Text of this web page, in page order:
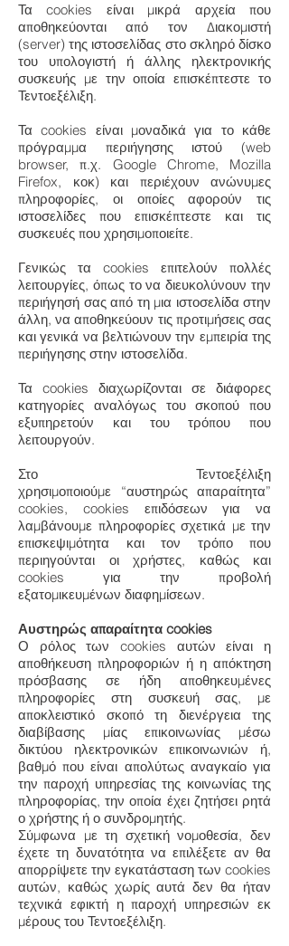
Τα cookies είναι μικρά αρχεία που
αποθηκεύονται από τον Διακομιστή
(server) της ιστοσελίδας στο σκληρό δίσκο
του υπολογιστή ή άλλης ηλεκτρονικής
συσκευής με την οποία επισκέπτεστε το
Τεντοεξέλιξη.
Τα cookies είναι μοναδικά για το κάθε
πρόγραμμα περιήγησης ιστού (web
browser, π.χ. Google Chrome, Mozilla
Firefox, κοκ) και περιέχουν ανώνυμες
πληροφορίες, οι οποίες αφορούν τις
ιστοσελίδες που επισκέπτεστε και τις
συσκευές που χρησιμοποιείτε.
Γενικώς τα cookies επιτελούν πολλές
λειτουργίες, όπως το να διευκολύνουν την
περιήγησή σας από τη μια ιστοσελίδα στην
άλλη, να αποθηκεύουν τις προτιμήσεις σας
και γενικά να βελτιώνουν την εμπειρία της
περιήγησης στην ιστοσελίδα.
Τα cookies διαχωρίζονται σε διάφορες
κατηγορίες αναλόγως του σκοπού που
εξυπηρετούν και του τρόπου που
λειτουργούν.
Στο Τεντοεξέλιξη
χρησιμοποιούμε “αυστηρώς απαραίτητα”
cookies, cookies επιδόσεων για να
λαμβάνουμε πληροφορίες σχετικά με την
επισκεψιμότητα και τον τρόπο που
περιηγούνται οι χρήστες, καθώς και
cookies για την προβολή
εξατομικευμένων διαφημίσεων.
Αυστηρώς απαραίτητα cookies
Ο ρόλος των cookies αυτών είναι η
αποθήκευση πληροφοριών ή η απόκτηση
πρόσβασης σε ήδη αποθηκευµένες
πληροφορίες στη συσκευή σας, με
αποκλειστικό σκοπό τη διενέργεια της
διαβίβασης µίας επικοινωνίας µέσω
δικτύου ηλεκτρονικών επικοινωνιών ή,
βαθμό που είναι απολύτως αναγκαίο για
την παροχή υπηρεσίας της κοινωνίας της
πληροφορίας, την οποία έχει ζητήσει ρητά
ο χρήστης ή ο συνδροµητής.
Σύμφωνα με τη σχετική νομοθεσία, δεν
έχετε τη δυνατότητα να επιλέξετε αν θα
απορρίψετε την εγκατάσταση των cookies
αυτών, καθώς χωρίς αυτά δεν θα ήταν
τεχνικά εφικτή η παροχή υπηρεσιών εκ
μέρους του Τεντοεξέλιξη.